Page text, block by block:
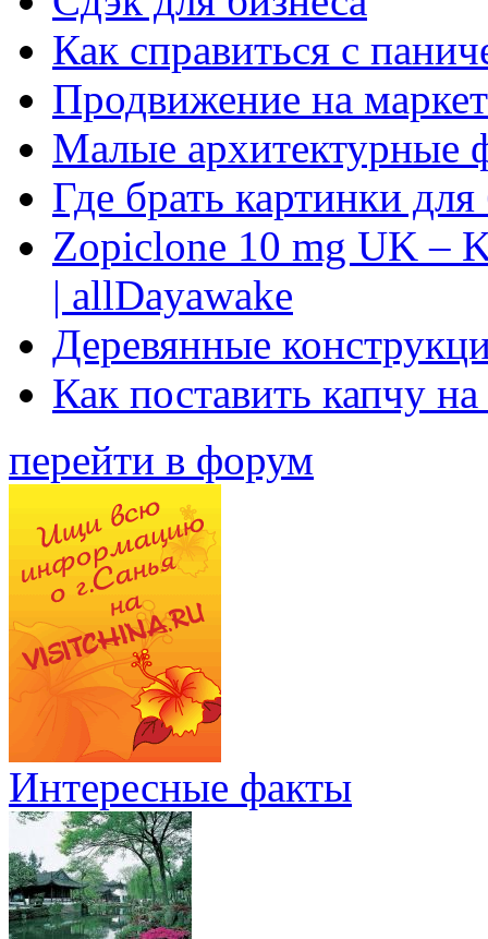
Как справиться с
Продвижение на
Малые архитектурные
Где брать картинки
Zopiclone 10 mg UK –
| allDayawake
Деревянные
Как поставить капчу
перейти в форум
Интересные факты